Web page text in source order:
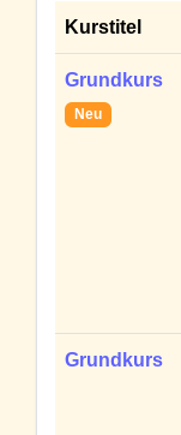
Kurstitel
Grundkurs
Neu
Grundkurs